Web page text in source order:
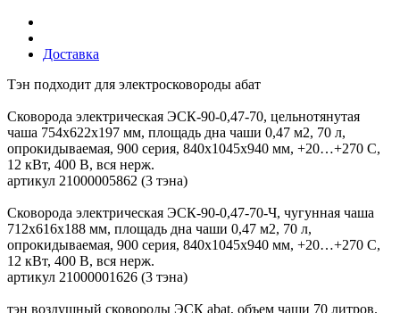
Доставка
Тэн подходит для электросковороды абат
Сковорода электрическая ЭСК-90-0,47-70, цельнотянутая
чаша 754х622х197 мм, площадь дна чаши 0,47 м2, 70 л,
опрокидываемая, 900 серия, 840х1045х940 мм, +20…+270 С,
12 кВт, 400 В, вся нерж.
артикул 21000005862 (3 тэна)
Сковорода электрическая ЭСК-90-0,47-70-Ч, чугунная чаша
712х616х188 мм, площадь дна чаши 0,47 м2, 70 л,
опрокидываемая, 900 серия, 840х1045х940 мм, +20…+270 С,
12 кВт, 400 В, вся нерж.
артикул 21000001626 (3 тэна)
тэн воздушный сковороды ЭСК abat, объем чаши 70 литров.